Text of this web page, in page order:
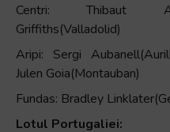
Centri: Thibaut
Griffiths(Valladolid)
Aripi: Sergi
Julen Goia(Montauban)
Fundas: Bradley
Lotul Portugaliei: